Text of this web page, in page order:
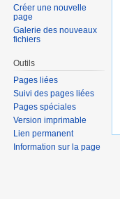
Créer une nouvelle
page
Galerie des nouveaux
fichiers
Outils
Pages liées
Suivi des pages liées
Pages spéciales
Version imprimable
Lien permanent
Information sur la page